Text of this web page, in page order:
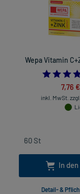
Wepa Vitamin
7,76 €
inkl. MwSt. zzgl.
In
Detail- &